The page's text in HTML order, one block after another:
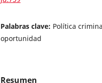
Palabras clave: Política
oportunidad
Resumen